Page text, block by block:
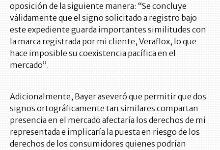
oposición de la siguiente manera: “Se concluye
válidamente que el signo solicitado a registro bajo
este expediente guarda importantes similitudes con
la marca registrada por mi cliente, Veraflox, lo que
hace imposible su coexistencia pacífica en el
mercado”.
Adicionalmente, Bayer aseveró que permitir que dos
signos ortográficamente tan similares compartan
presencia en el mercado afectaría los derechos de mi
representada e implicaría la puesta en riesgo de los
derechos de los consumidores quienes podrían